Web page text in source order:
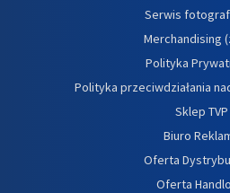
Serwis
Merchandising
Polityka
Polityka przeciwdziałania
Sklep TVP
Biuro
Oferta
Oferta